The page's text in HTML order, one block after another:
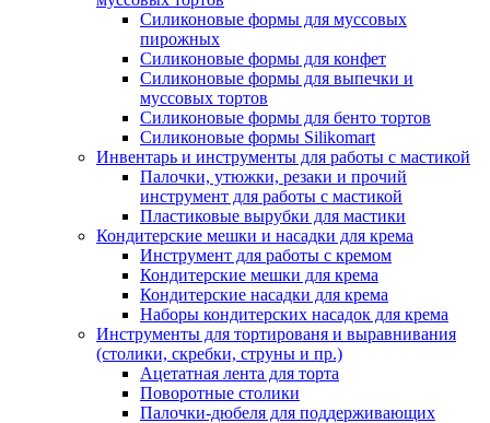
Силиконовые формы для муссовых
пирожных
Силиконовые формы для конфет
Силиконовые формы для выпечки и
муссовых тортов
Силиконовые формы для бенто тортов
Силиконовые формы Silikomart
Инвентарь и инструменты для работы с мастикой
Палочки, утюжки, резаки и прочий
инструмент для работы с мастикой
Пластиковые вырубки для мастики
Кондитерские мешки и насадки для крема
Инструмент для работы с кремом
Кондитерские мешки для крема
Кондитерские насадки для крема
Наборы кондитерских насадок для крема
Инструменты для тортированя и выравнивания
(столики, скребки, струны и пр.)
Ацетатная лента для торта
Поворотные столики
Палочки-дюбеля для поддерживающих